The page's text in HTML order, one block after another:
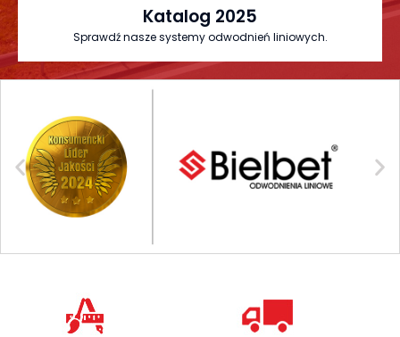
Katalog 2025
Sprawdź nasze systemy odwodnień liniowych.